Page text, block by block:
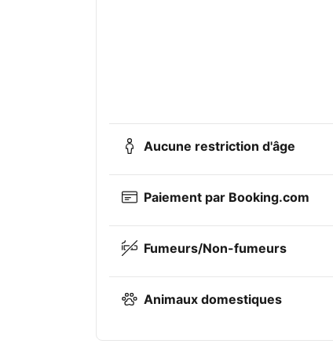
Aucune restriction d'âge
Paiement par Booking.com
Fumeurs/Non-fumeurs
Animaux domestiques